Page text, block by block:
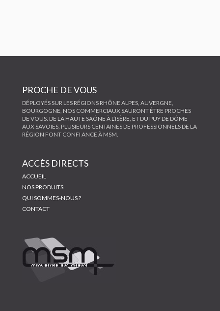
PROCHE DE VOUS
DÉPLOYÉS SUR LES RÉGIONS RHÔNE ALPES, AUVERGNE,
BOURGOGNE, NOS COMMERCIAUX SAURONT ÊTRE PROCHES
DE VOUS. DE LA HAUTE SAÔNE À L’ISÈRE, ET DU PUY DE DÔME
AUX SAVOIES, PLUSIEURS CENTAINES DE PROFESSIONNELS DE LA
RÉGION FONT CONFI ANCE À MSM.
ACCÈS DIRECTS
ACCUEIL
NOS PRODUITS
QUI SOMMES-NOUS ?
CONTACT